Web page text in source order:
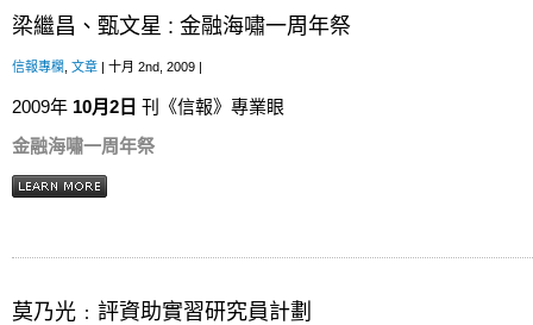
梁繼昌、甄文星 : 金融海嘯一周年祭
信報專欄 文章 | 十月 2nd, 2009 |
2009年 10月2 日 刊《信報》專業眼
金融海嘯一周年祭
莫乃光﹕評資助實習研究員計劃